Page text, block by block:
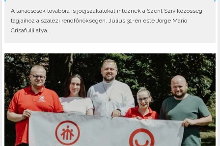
A tanácsosok továbbra is jóéjszakátokat intéznek a Szent Szív közösség
tagjaihoz a szalézi rendfőnökségen. Július 31-én este Jorge Mario
Crisafulli atya,..